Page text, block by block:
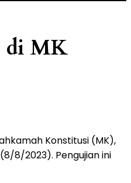
di MK
Konstitusi (MK),
8/2023). Pengujian ini